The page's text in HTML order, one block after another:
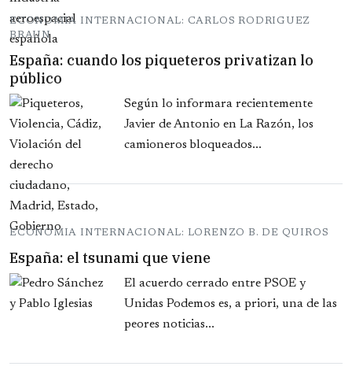
ECONOMIA INTERNACIONAL: CARLOS RODRIGUEZ
BRAUN
España: cuando los piqueteros privatizan lo
público
Según lo informara recientemente
Javier de Antonio en La Razón, los
camioneros bloqueados...
ECONOMIA INTERNACIONAL: LORENZO B. DE QUIROS
España: el tsunami que viene
El acuerdo cerrado entre PSOE y
Unidas Podemos es, a priori, una de las
peores noticias...